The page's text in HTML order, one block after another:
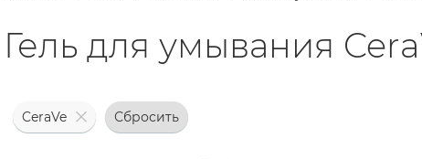
Гель для умывания
CeraVe Сбросить